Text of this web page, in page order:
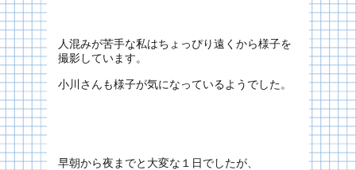
人混みが苦手な私はちょっぴり遠くから様子を
撮影しています。
小川さんも様子が気になっているようでした。
早朝から夜までと大変な１日でしたが、